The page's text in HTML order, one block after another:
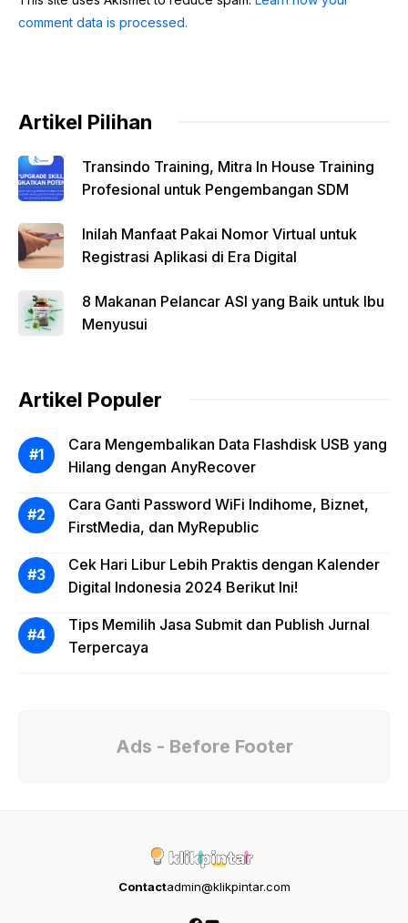
comment data is processed.
Artikel Pilihan
Transindo Training, Mitra In House Training
Profesional untuk Pengembangan SDM
Inilah Manfaat Pakai Nomor Virtual untuk
Registrasi Aplikasi di Era Digital
8 Makanan Pelancar ASI yang Baik untuk Ibu
Menyusui
Artikel Populer
Cara Mengembalikan Data Flashdisk USB yang
Hilang dengan AnyRecover
Cara Ganti Password WiFi Indihome, Biznet,
FirstMedia, dan MyRepublic
Cek Hari Libur Lebih Praktis dengan Kalender
Digital Indonesia 2024 Berikut Ini!
Tips Memilih Jasa Submit dan Publish Jurnal
Terpercaya
Ads - Before Footer
Contactadmin@klikpintar.com